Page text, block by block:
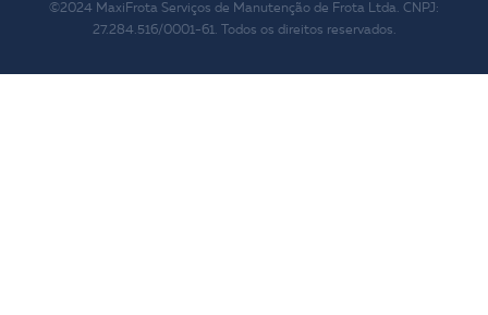
©2024 MaxiFrota Serviços de Manutenção de Frota Ltda. CNPJ:
27.284.516/0001-61. Todos os direitos reservados.